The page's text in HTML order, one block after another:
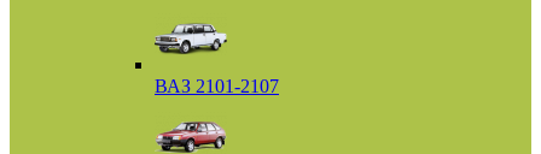
ВАЗ 2101-2107